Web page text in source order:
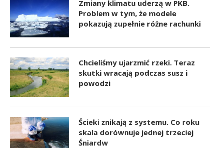
Zmiany klimatu uderzą w PKB.
Problem w tym, że modele
pokazują zupełnie różne rachunki
Chcieliśmy ujarzmić rzeki. Teraz
skutki wracają podczas susz i
powodzi
Ścieki znikają z systemu. Co roku
skala dorównuje jednej trzeciej
Śniardw